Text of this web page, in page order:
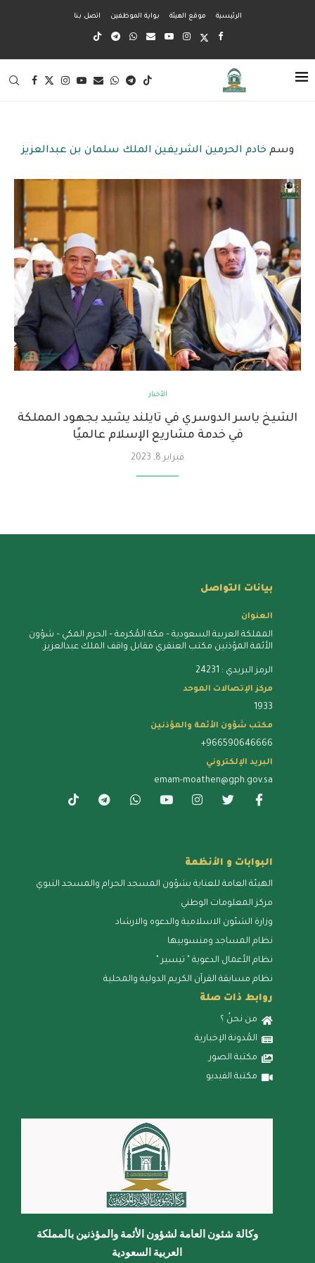
الرئيسية موقع الهيئة بواية الموظفين اتصل بنا
وسمخادم الحرمين الشريفين الملك سلمان بن عبدالعزيز
الأخبار
الشيخ ياسر الدوسري في تايلند يشيد بجهود المملكة
في خدمة مشاريع الإسلام عالميًا
فبراير 8, 2023
بيانات التواصل
العنوان
المملكة العربية السعودية – مكة المُكرمة – الحرم المكي – شؤون
الأئمة المؤذنين مكتب العنقري مقابل واقف الملك عبدالعزيز.
الرمز البريدي : 24231
مركز الإتصالات الموحد
1933
مكتب شؤون الأئمة والمؤذنين
+966590646666
البريد الإلكتروني
emam-moathen@gph.gov.sa
البوابات و الأنظمة
الهيئة العامة للعناية بشؤون المسجد الحرام والمسجد النبوي
مركز المعلومات الوطني
وزارة الشئون الاسلامية والدعوه والارشاد
نظام المساجد ومنسوبيها
نظام الأعمال الدعوية " تيسير "
نظام مسابقة القرآن الكريم الدولية والمحلية
روابط ذات صلة
من نحنُ ؟
المُدونة الإخبارية
مكتبة الصور
مكتبة الفيديو
وكالة شئون العامة لشؤون الأئمة والمؤذنين بالمملكة
العربية السعودية